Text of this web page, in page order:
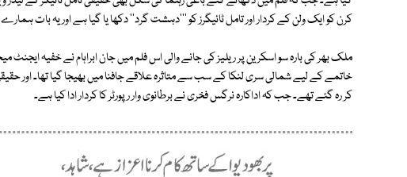
کرن کو ایک ولن کے کردار اور تامل ٹائیگرز کو '''دہشت گرد'' دکھا یا گیا ہے اور یہ بات
ملک بھر کی بارہ سو اسکرین پر ریلیز کی جانے والی اس فلم میں جان ابراہام نے خفیہ ایجنٹ
خاتمے کے لیے شمالی سری لنکا کے سب سے متاثرہ علاقے جافنا میں بھیجا گیا تھا۔ اور
کر رہ گئے تھے۔ جب کہ اداکارہ نرگس فخری نے برطانوی وار رپورٹر کا کردار ادا کیا ہے۔